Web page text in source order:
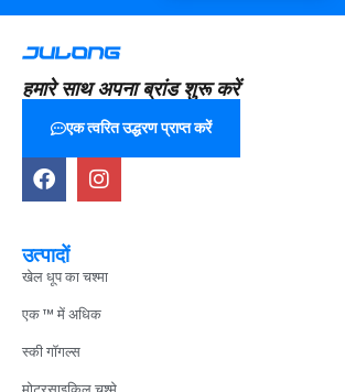
हमारे साथ अपना ब्रांड शुरू करें
एक त्वरित उद्धरण प्राप्त करें
उत्पादों
खेल धूप का चश्मा
एक ™ में अधिक
स्की गॉगल्स